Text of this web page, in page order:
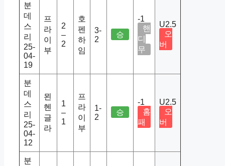
분
데
스
리
25-
04-
19
프
라
이
부
2
–
2
호
펜
하
임
3-
2
승
-1
핸
디
무
U2.5
오
버
분
데
스
리
25-
04-
12
묀
헨
글
라
1
–
1
프
라
이
부
1-
2
승
-1
홈
패
U2.5
오
버
분